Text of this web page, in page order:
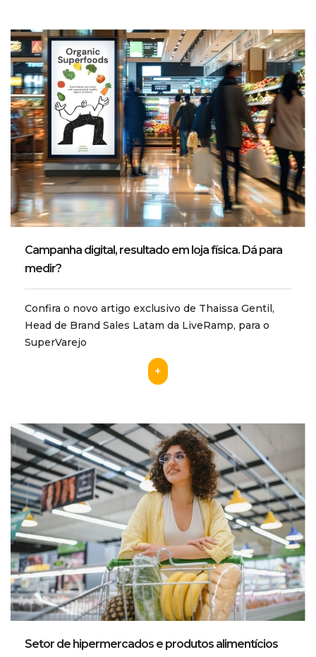
Campanha digital, resultado em loja física. Dá para
medir?
Confira o novo artigo exclusivo de Thaissa Gentil,
Head de Brand Sales Latam da LiveRamp, para o
SuperVarejo
+
Setor de hipermercados e produtos alimentícios